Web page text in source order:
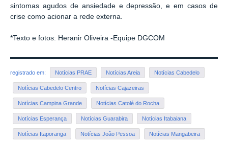
sintomas agudos de ansiedade e depressão, e em casos de
crise como acionar a rede externa.
*Texto e fotos: Heranir Oliveira -Equipe DGCOM
registrado em: Notícias PRAE Notícias Areia Notícias Cabedelo
Notícias Cabedelo Centro Notícias Cajazeiras
Notícias Campina Grande Notícias Catolé do Rocha
Notícias Esperança Notícias Guarabira Notícias Itabaiana
Notícias Itaporanga Notícias João Pessoa Notícias Mangabeira